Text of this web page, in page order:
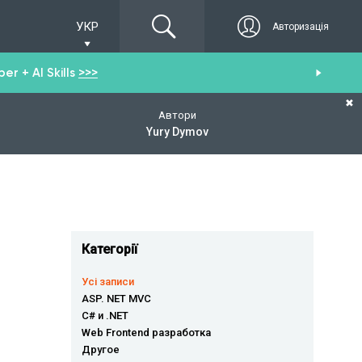
УКР Авторизація
+ AI Skills >>>
Автори
Yury Dymov
✖
Категорії
Усі записи
ASP. NET MVC
C# и .NET
Web Frontend разработка
Другое